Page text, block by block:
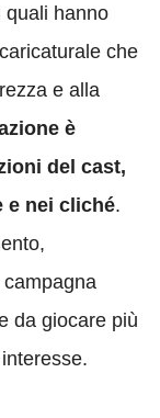
quali hanno
che
e alla
è
del cast,
e nei cliché.
da giocare più